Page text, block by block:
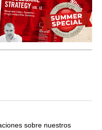
sobre nuestros